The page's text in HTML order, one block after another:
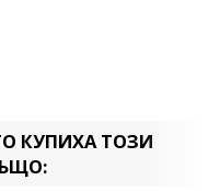
КУПИХА ТОЗИ